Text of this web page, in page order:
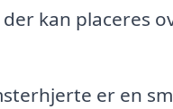
kan placeres
er en